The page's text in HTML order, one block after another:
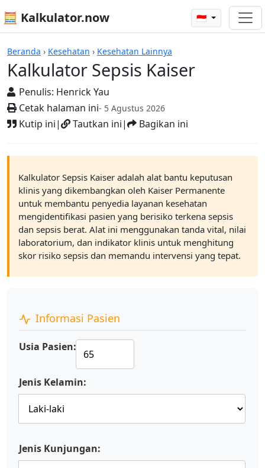
🧮 Kalkulator.now 🇮🇩
Beranda › Kesehatan › Kesehatan Lainnya
Kalkulator Sepsis Kaiser
Penulis: Henrick Yau
Cetak halaman ini- 5 Agustus 2026
Kutip ini| Tautkan ini| Bagikan ini
Kalkulator-kalkulator
Kalkulator Sepsis Kaiser adalah alat bantu keputusan
klinis yang dikembangkan oleh Kaiser Permanente
untuk membantu penyedia layanan kesehatan
mengidentifikasi pasien yang berisiko terkena sepsis
dan sepsis berat. Alat ini menggunakan tanda vital, nilai
laboratorium, dan indikator klinis untuk menghitung
skor risiko sepsis dan memandu intervensi yang tepat.
Informasi Pasien
Usia Pasien:
Jenis Kelamin:
Jenis Kunjungan: